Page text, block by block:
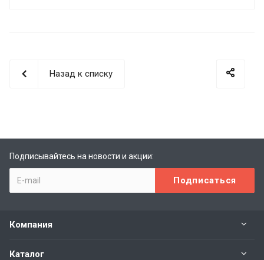
Назад к списку
Подписывайтесь на новости и акции:
Компания
Каталог